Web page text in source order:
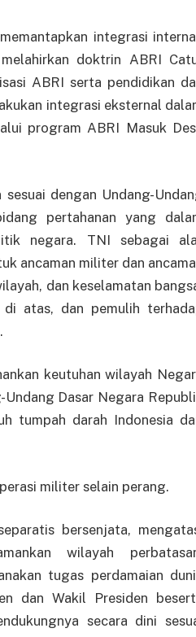
integrasi
doktrin ABRI
ABRI serta pendidikan
integrasi eksternal
program ABRI Masuk
dengan Undang-
pertahanan yang
negara. TNI sebagai
ancaman militer dan
dan keselamatan
di atas, dan pemulih
keutuhan wilayah
Dasar Negara
tumpah darah Indonesia
militer selain perang.
bersenjata,
wilayah
tugas perdamaian
dan Wakil Presiden
secara dini